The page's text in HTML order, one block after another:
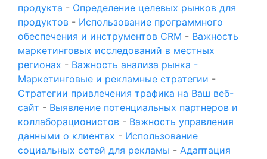
продукта - Определение целевых рынков для
продуктов - Использование программного
обеспечения и инструментов CRM - Важность
маркетинговых исследований в местных
регионах - Важность анализа рынка -
Маркетинговые и рекламные стратегии -
Стратегии привлечения трафика на Ваш веб-
сайт - Выявление потенциальных партнеров и
коллаборационистов - Важность управления
данными о клиентах - Использование
социальных сетей для рекламы - Адаптация